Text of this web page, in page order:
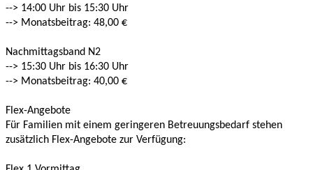
--> 14:00 Uhr bis 15:30 Uhr
--> Monatsbeitrag: 48,00 €
Nachmittagsband N2
--> 15:30 Uhr bis 16:30 Uhr
--> Monatsbeitrag: 40,00 €
Flex-Angebote
Für Familien mit einem geringeren Betreuungsbedarf stehen
zusätzlich Flex-Angebote zur Verfügung: